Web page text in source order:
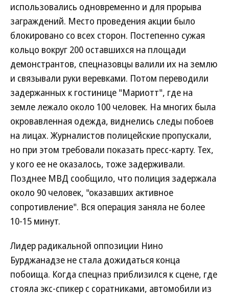
использовались одновременно и для прорыва
заграждений. Место проведения акции было
блокировано со всех сторон. Постепенно сужая
кольцо вокруг 200 оставшихся на площади
демонстрантов, спецназовцы валили их на землю
и связывали руки веревками. Потом переводили
задержанных к гостинице "Мариотт", где на
земле лежало около 100 человек. На многих была
окровавленная одежда, виднелись следы побоев
на лицах. Журналистов полицейские пропускали,
но при этом требовали показать пресс-карту. Тех,
у кого ее не оказалось, тоже задерживали.
Позднее МВД сообщило, что полиция задержала
около 90 человек, "оказавших активное
сопротивление". Вся операция заняла не более
10-15 минут.
Лидер радикальной оппозиции Нино
Бурджанадзе не стала дожидаться конца
побоища. Когда спецназ приблизился к сцене, где
стояла экс-спикер с соратниками, автомобили из